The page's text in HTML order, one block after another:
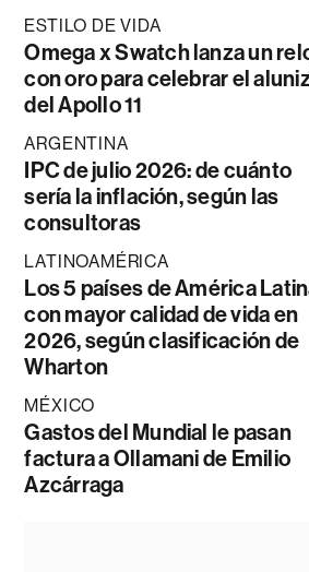
ESTILO DE VIDA
Omega x Swatch lanza un
con oro para celebrar el
del Apollo 11
ARGENTINA
IPC de julio 2026: de cuánto
sería la inflación, según las
consultoras
LATINOAMÉRICA
Los 5 países de América
con mayor calidad de vida en
2026, según clasificación de
Wharton
MÉXICO
Gastos del Mundial le pasan
factura a Ollamani de Emilio
Azcárraga